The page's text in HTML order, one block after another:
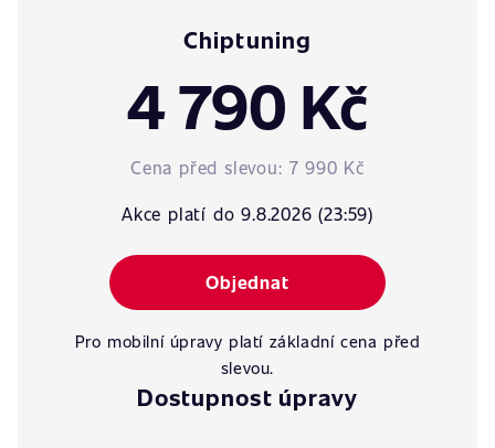
Chiptuning
4 790 Kč
Cena před slevou: 7 990 Kč
Akce platí do 9.8.2026 (23:59)
Objednat
Pro mobilní úpravy platí základní cena před
slevou.
Dostupnost úpravy